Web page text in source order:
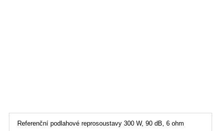
Referenční podlahové reprosoustavy 300 W, 90 dB, 6 ohm